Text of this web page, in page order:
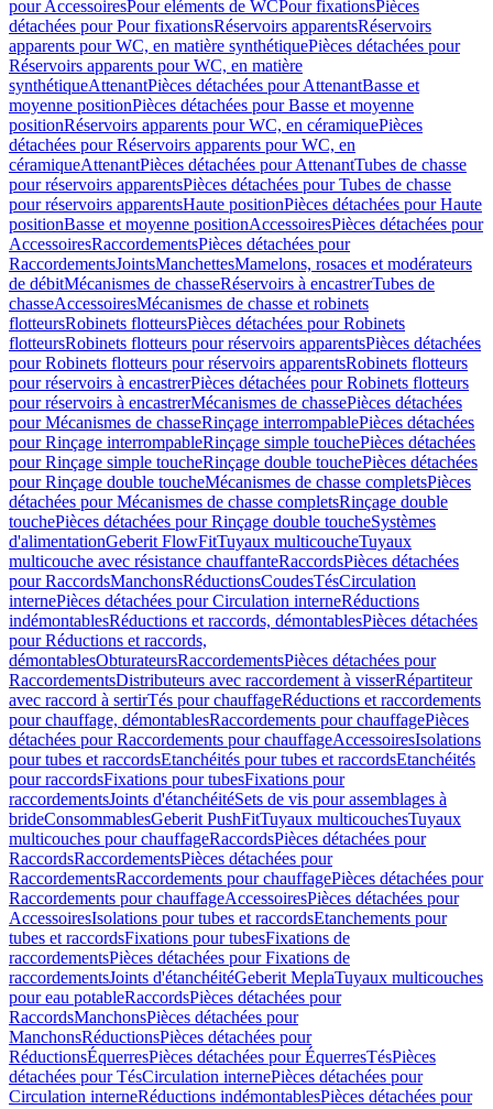
pour AccessoiresPour eléments de WCPour fixationsPièces
détachées pour Pour fixationsRéservoirs apparentsRéservoirs
apparents pour WC, en matière synthétiquePièces détachées pour
Réservoirs apparents pour WC, en matière
synthétiqueAttenantPièces détachées pour AttenantBasse et
moyenne positionPièces détachées pour Basse et moyenne
positionRéservoirs apparents pour WC, en céramiquePièces
détachées pour Réservoirs apparents pour WC, en
céramiqueAttenantPièces détachées pour AttenantTubes de chasse
pour réservoirs apparentsPièces détachées pour Tubes de chasse
pour réservoirs apparentsHaute positionPièces détachées pour Haute
positionBasse et moyenne positionAccessoiresPièces détachées pour
AccessoiresRaccordementsPièces détachées pour
RaccordementsJointsManchettesMamelons, rosaces et modérateurs
de débitMécanismes de chasseRéservoirs à encastrerTubes de
chasseAccessoiresMécanismes de chasse et robinets
flotteursRobinets flotteursPièces détachées pour Robinets
flotteursRobinets flotteurs pour réservoirs apparentsPièces détachées
pour Robinets flotteurs pour réservoirs apparentsRobinets flotteurs
pour réservoirs à encastrerPièces détachées pour Robinets flotteurs
pour réservoirs à encastrerMécanismes de chassePièces détachées
pour Mécanismes de chasseRinçage interrompablePièces détachées
pour Rinçage interrompableRinçage simple touchePièces détachées
pour Rinçage simple toucheRinçage double touchePièces détachées
pour Rinçage double toucheMécanismes de chasse completsPièces
détachées pour Mécanismes de chasse completsRinçage double
touchePièces détachées pour Rinçage double toucheSystèmes
d'alimentationGeberit FlowFitTuyaux multicoucheTuyaux
multicouche avec résistance chauffanteRaccordsPièces détachées
pour RaccordsManchonsRéductionsCoudesTésCirculation
internePièces détachées pour Circulation interneRéductions
indémontablesRéductions et raccords, démontablesPièces détachées
pour Réductions et raccords,
démontablesObturateursRaccordementsPièces détachées pour
RaccordementsDistributeurs avec raccordement à visserRépartiteur
avec raccord à sertirTés pour chauffageRéductions et raccordements
pour chauffage, démontablesRaccordements pour chauffagePièces
détachées pour Raccordements pour chauffageAccessoiresIsolations
pour tubes et raccordsEtanchéités pour tubes et raccordsEtanchéités
pour raccordsFixations pour tubesFixations pour
raccordementsJoints d'étanchéitéSets de vis pour assemblages à
brideConsommablesGeberit PushFitTuyaux multicouchesTuyaux
multicouches pour chauffageRaccordsPièces détachées pour
RaccordsRaccordementsPièces détachées pour
RaccordementsRaccordements pour chauffagePièces détachées pour
Raccordements pour chauffageAccessoiresPièces détachées pour
AccessoiresIsolations pour tubes et raccordsEtanchements pour
tubes et raccordsFixations pour tubesFixations de
raccordementsPièces détachées pour Fixations de
raccordementsJoints d'étanchéitéGeberit MeplaTuyaux multicouches
pour eau potableRaccordsPièces détachées pour
RaccordsManchonsPièces détachées pour
ManchonsRéductionsPièces détachées pour
RéductionsÉquerresPièces détachées pour ÉquerresTésPièces
détachées pour TésCirculation internePièces détachées pour
Circulation interneRéductions indémontablesPièces détachées pour